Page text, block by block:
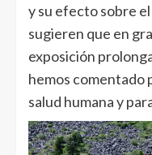
y su efecto sobre
sugieren que en
exposición
hemos comentado
salud humana y